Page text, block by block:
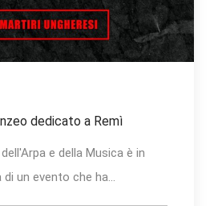
dedicato a Remì
e della Musica è in
un evento che ha...